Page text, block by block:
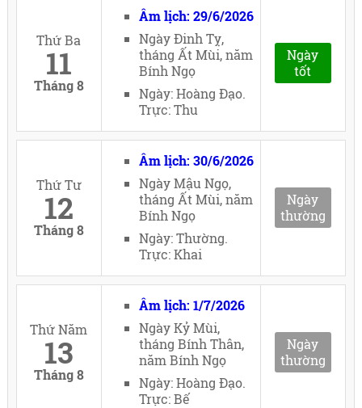
Thứ Ba
11
Tháng 8
Âm lịch: 29/6/2026
Ngày Đinh Tỵ,
tháng Ất Mùi, năm
Bính Ngọ
Ngày: Hoàng Đạo.
Trực: Thu
Ngày
tốt
Thứ Tư
12
Tháng 8
Âm lịch: 30/6/2026
Ngày Mậu Ngọ,
tháng Ất Mùi, năm
Bính Ngọ
Ngày: Thường.
Trực: Khai
Ngày
thường
Thứ Năm
13
Tháng 8
Âm lịch: 1/7/2026
Ngày Kỷ Mùi,
tháng Bính Thân,
năm Bính Ngọ
Ngày: Hoàng Đạo.
Trực: Bế
Ngày
thường